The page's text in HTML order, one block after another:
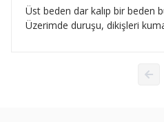
Üst beden dar kalıp bir beden
Üzerimde duruşu, dikişleri